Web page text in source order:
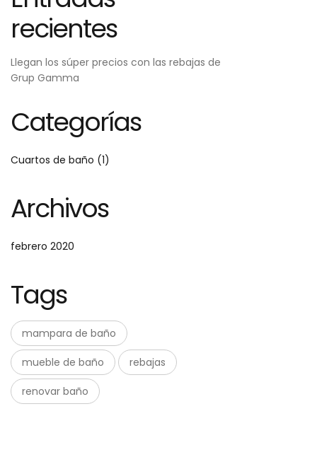
recientes
Llegan los súper precios con las rebajas de
Grup Gamma
Categorías
Cuartos de baño (1)
Archivos
febrero 2020
Tags
mampara de baño
mueble de baño rebajas
renovar baño